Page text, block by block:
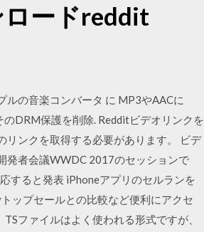
ードreddit
ルの音楽コンバータ に MP3やAACに
DRM保護を削除. Redditビデオリンクを
リンクを取得する必要があります。 ビデ
発者会議WWDC 2017のセッションで
すると発表 iPhoneアプリのセルランを
ップセールとの比較など便利にアクセ
ファイルはよく使われる形式ですが、